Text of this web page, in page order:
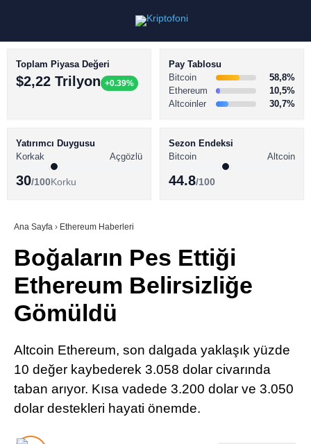
Youtube
TikTok
LinkedIn
BİTCOİN HABERLERİ
ALTCOİN HABERLERİ
SÖZLÜK
Toplam Piyasa Değeri
$2,22 Trilyon +0.39%
Pay Tablosu
Bitcoin
58,8%
Ethereum
10,5%
Altcoinler
30,7%
Yatırımcı Duygusu
Korkak
Açgözlü
30/100Korku
Sezon Endeksi
Bitcoin
Altcoin
44.8/100
Ana Sayfa › Ethereum Haberleri
Boğaların Pes Ettiği
Ethereum Belirsizliğe
Gömüldü
Altcoin Ethereum, son dalgada yaklaşık yüzde
10 değer kaybederek 3.058 dolar civarında
taban arıyor. Kısa vadede 3.200 dolar ve 3.050
dolar destekleri hayati önemde.